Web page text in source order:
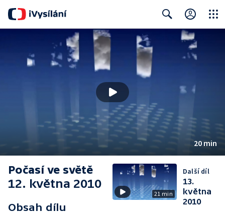
20 min
Počasí ve světě
12. května 2010
Obsah dílu
21 min
Další díl
13.
května
2010